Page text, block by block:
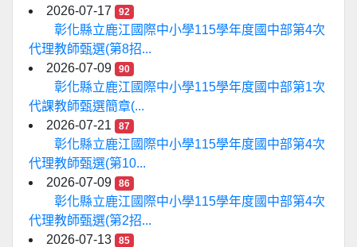
2026-07-17
92
彰化縣立鹿江國際中小學115學年度國中部第4次
代理教師甄選(第8招...
2026-07-09
90
彰化縣立鹿江國際中小學115學年度國中部第1次
代課教師甄選簡章(...
2026-07-21
87
彰化縣立鹿江國際中小學115學年度國中部第4次
代理教師甄選(第10...
2026-07-09
86
彰化縣立鹿江國際中小學115學年度國中部第4次
代理教師甄選(第2招...
2026-07-13
85